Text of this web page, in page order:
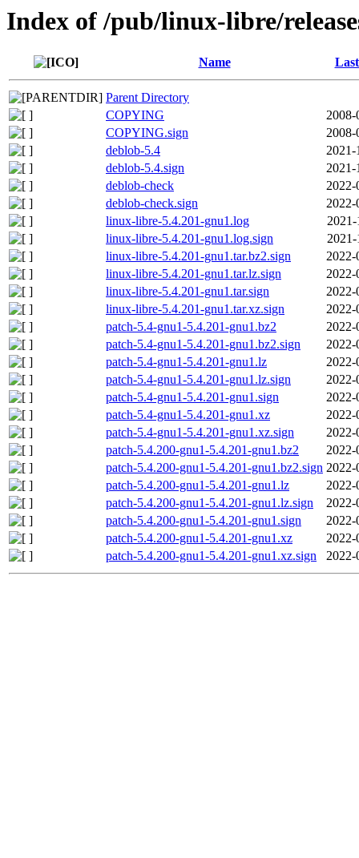
Index of /pub/linux-libre/
Name
Parent Directory
COPYING
2008-
COPYING.sign
2008-
deblob-5.4
2021-
deblob-5.4.sign
2021-
deblob-check
2022-
deblob-check.sign
2022-
linux-libre-5.4.201-gnu1.log
2021-
linux-libre-5.4.201-gnu1.log.sign
2021-
linux-libre-5.4.201-gnu1.tar.bz2.sign
2022-
linux-libre-5.4.201-gnu1.tar.lz.sign
2022-
linux-libre-5.4.201-gnu1.tar.sign
2022-
linux-libre-5.4.201-gnu1.tar.xz.sign
2022-
patch-5.4-gnu1-5.4.201-gnu1.bz2
2022-
patch-5.4-gnu1-5.4.201-gnu1.bz2.sign
2022-
patch-5.4-gnu1-5.4.201-gnu1.lz
2022-
patch-5.4-gnu1-5.4.201-gnu1.lz.sign
2022-
patch-5.4-gnu1-5.4.201-gnu1.sign
2022-
patch-5.4-gnu1-5.4.201-gnu1.xz
2022-
patch-5.4-gnu1-5.4.201-gnu1.xz.sign
2022-
patch-5.4.200-gnu1-5.4.201-gnu1.bz2
2022-
patch-5.4.200-gnu1-5.4.201-gnu1.bz2.sign 2022-
patch-5.4.200-gnu1-5.4.201-gnu1.lz
2022-
patch-5.4.200-gnu1-5.4.201-gnu1.lz.sign
2022-
patch-5.4.200-gnu1-5.4.201-gnu1.sign
2022-
patch-5.4.200-gnu1-5.4.201-gnu1.xz
2022-
patch-5.4.200-gnu1-5.4.201-gnu1.xz.sign
2022-